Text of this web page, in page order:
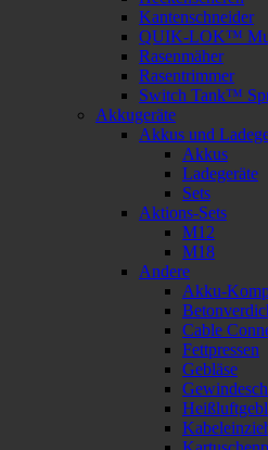
Kantenschneider
QUIK-LOK™
Rasenmäher
Rasentrimmer
Switch Tank™
Akkugeräte
Akkus und
Akkus
Ladegeräte
Sets
Aktions-Sets
M12
M18
Andere
Akku-
Cable
Fettpressen
Gebläse